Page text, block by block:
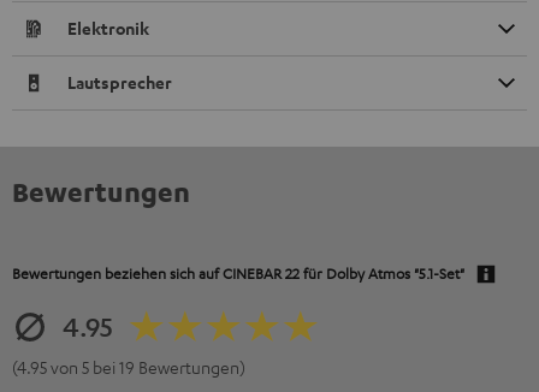
Elektronik
Lautsprecher
Bewertungen
Bewertungen beziehen sich aufCINEBAR 22 für Dolby Atmos "5.1-Set"
4.95
(4.95 von 5 bei 19 Bewertungen)